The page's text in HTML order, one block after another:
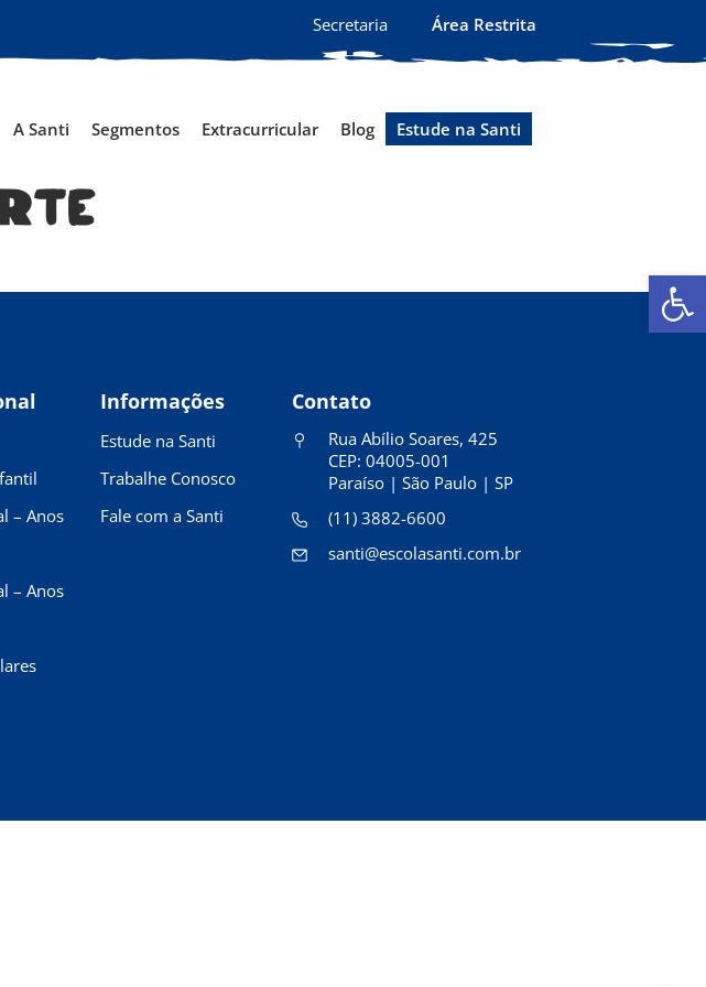
Secretaria Área Restrita
A Santi Segmentos Extracurricular Blog Estude na Santi
– Anos
– Anos
Informações
Estude na Santi
Trabalhe Conosco
Fale com a Santi
Contato
Rua Abílio Soares, 425
CEP: 04005-001
Paraíso | São Paulo | SP
(11) 3882-6600
santi@escolasanti.com.br